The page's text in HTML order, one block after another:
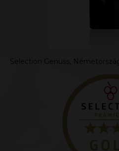
Selection Genuss,